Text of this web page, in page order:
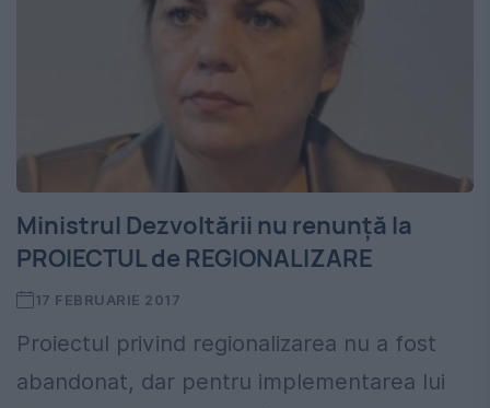
Ministrul Dezvoltării nu renunță la
PROIECTUL de REGIONALIZARE
17 FEBRUARIE 2017
Proiectul privind regionalizarea nu a fost
abandonat, dar pentru implementarea lui